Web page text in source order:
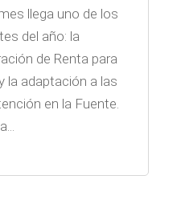
llega uno de los
del año: la
de Renta para
la adaptación a las
en la Fuente.